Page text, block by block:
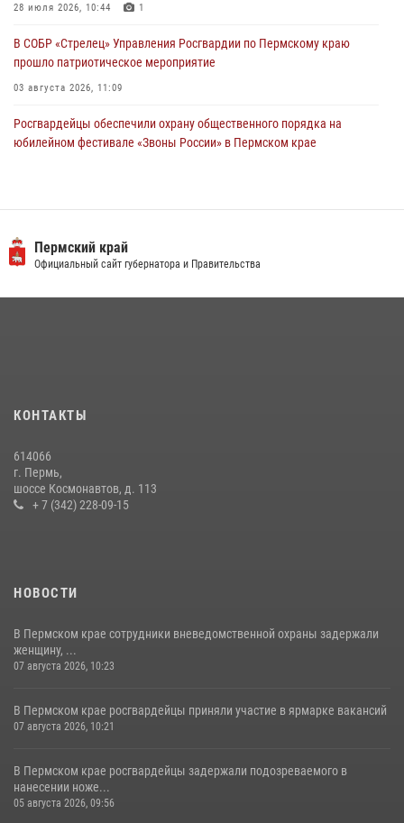
28 июля 2026, 10:44 1
В СОБР «Стрелец» Управления Росгвардии по Пермскому краю
прошло патриотическое мероприятие
03 августа 2026, 11:09
Росгвардейцы обеспечили охрану общественного порядка на
юбилейном фестивале «Звоны России» в Пермском крае
ветеринарно-санитарной службы с годовщиной образования
13 июля 2026, 10:43
24 июля 2026, 08:45
Пермский край
Официальный сайт губернатора и Правительства
КОНТАКТЫ
614066
г. Пермь,
шоссе Космонавтов, д. 113
+ 7 (342) 228-09-15
НОВОСТИ
В Пермском крае сотрудники вневедомственной охраны задержали
женщину, ...
07 августа 2026, 10:23
В Пермском крае росгвардейцы приняли участие в ярмарке вакансий
07 августа 2026, 10:21
В Пермском крае росгвардейцы задержали подозреваемого в
нанесении ноже...
05 августа 2026, 09:56